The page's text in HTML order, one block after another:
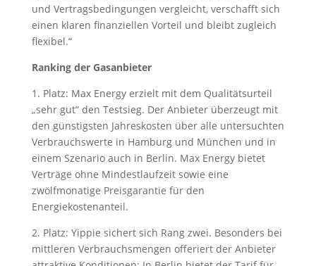
und Vertragsbedingungen vergleicht, verschafft sich
einen klaren finanziellen Vorteil und bleibt zugleich
flexibel.“
Ranking der Gasanbieter
1. Platz: Max Energy erzielt mit dem Qualitätsurteil
„sehr gut“ den Testsieg. Der Anbieter überzeugt mit
den günstigsten Jahreskosten über alle untersuchten
Verbrauchswerte in Hamburg und München und in
einem Szenario auch in Berlin. Max Energy bietet
Verträge ohne Mindestlaufzeit sowie eine
zwölfmonatige Preisgarantie für den
Energiekostenanteil.
2. Platz: Yippie sichert sich Rang zwei. Besonders bei
mittleren Verbrauchsmengen offeriert der Anbieter